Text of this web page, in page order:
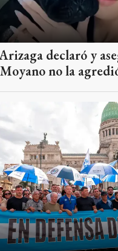
declaró y
no la